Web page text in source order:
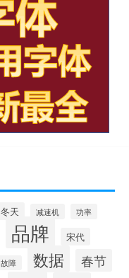
冬天 减速机 功率
品牌 宋代
故障 数据 春节